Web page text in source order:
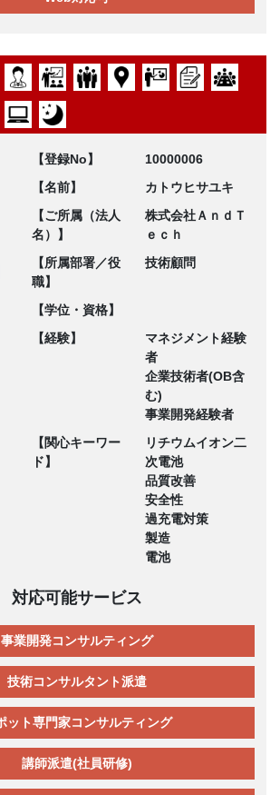
【登録No】
10000006
【名前】
カトウヒサユキ
【ご所属（法人
名）】
株式会社ＡｎｄＴ
ｅｃｈ
【所属部署／役
職】
技術顧問
【学位・資格】
【経験】
マネジメント経験
者
企業技術者(OB含
む)
事業開発経験者
【関心キーワー
ド】
リチウムイオン二
次電池
品質改善
安全性
過充電対策
製造
電池
対応可能サービス
事業開発コンサルティング
技術コンサルタント派遣
ット専門家コンサルティング
講師派遣(社員研修)